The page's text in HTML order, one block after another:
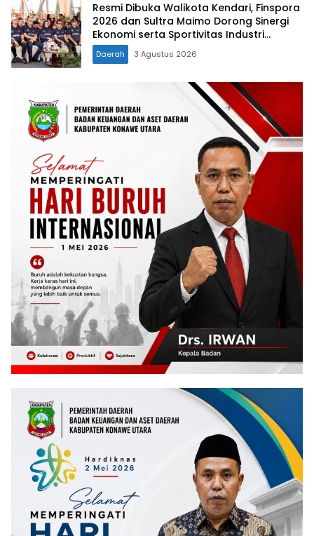
Resmi Dibuka Walikota Kendari, Finspora
2026 dan Sultra Maimo Dorong Sinergi
Ekonomi serta Sportivitas Industri
Keuangan
Daerah 3 Agustus 2026